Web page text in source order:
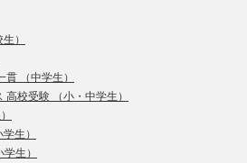
）
（中学生）
校受験 （小・中学生）
生）
生）